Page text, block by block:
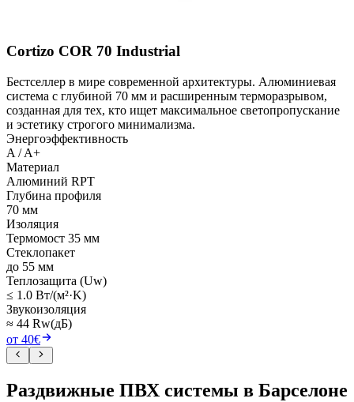
Cortizo COR 70 Industrial
Бестселлер в мире современной архитектуры. Алюминиевая
система с глубиной 70 мм и расширенным терморазрывом,
созданная для тех, кто ищет максимальное светопропускание
и эстетику строгого минимализма.
Энергоэффективность
A / A+
Материал
Алюминий RPT
Глубина профиля
70 мм
Изоляция
Термомост 35 мм
Стеклопакет
до 55 мм
Теплозащита (Uw)
≤ 1.0 Вт/(м²·K)
Звукоизоляция
≈ 44 Rw(дБ)
от 40€
Раздвижные ПВХ системы в Барселоне